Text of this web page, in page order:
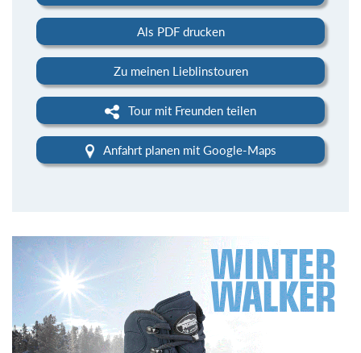
Als PDF drucken
Zu meinen Lieblinstouren
Tour mit Freunden teilen
Anfahrt planen mit Google-Maps